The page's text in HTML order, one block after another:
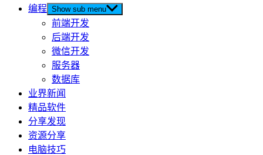
编程 Show sub menu
前端开发
后端开发
微信开发
服务器
数据库
业界新闻
精品软件
分享发现
资源分享
电脑技巧